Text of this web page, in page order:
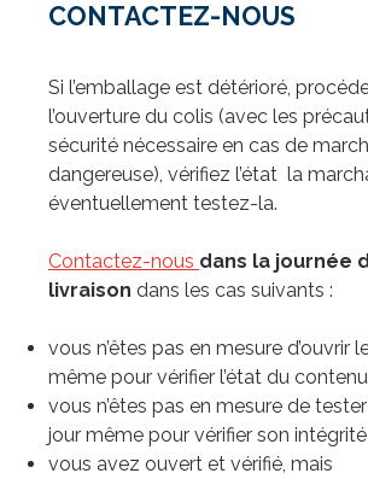
CONTACTEZ-NOUS
Si l’emballage est détérioré,
l’ouverture du colis (avec les
sécurité nécessaire en cas de
dangereuse), vérifiez l’état la
éventuellement testez-la.
Contactez-nous dans la journée
livraison dans les cas suivants :
vous n’êtes pas en mesure d’ouvrir
même pour vérifier l’état du contenu
vous n’êtes pas en mesure de
jour même pour vérifier son intégrité
vous avez ouvert et vérifié, mais